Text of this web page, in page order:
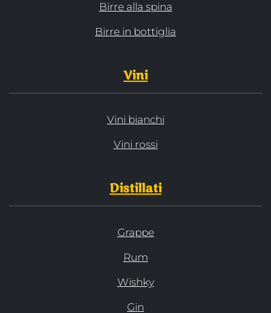
Birre alla spina
Birre in bottiglia
Vini
Vini bianchi
Vini rossi
Distillati
Grappe
Rum
Wishky
Gin